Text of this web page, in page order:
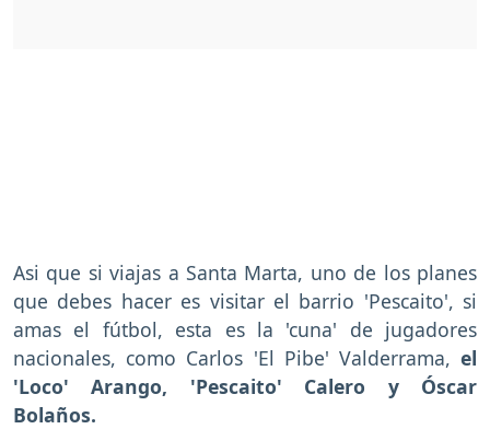
Asi que si viajas a Santa Marta, uno de los planes
que debes hacer es visitar el barrio 'Pescaito', si
amas el fútbol, esta es la 'cuna' de jugadores
nacionales, como Carlos 'El Pibe' Valderrama, el
'Loco' Arango, 'Pescaito' Calero y Óscar
Bolaños.